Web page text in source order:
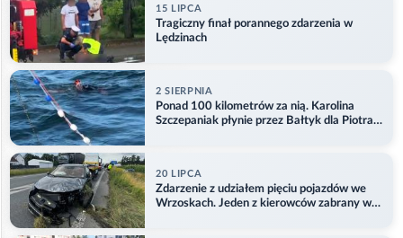
15 LIPCA
Tragiczny finał porannego zdarzenia w
Lędzinach
2 SIERPNIA
Ponad 100 kilometrów za nią. Karolina
Szczepaniak płynie przez Bałtyk dla Piotra.
20 LIPCA
Zdarzenie z udziałem pięciu pojazdów we
Wrzoskach. Jeden z kierowców zabrany w